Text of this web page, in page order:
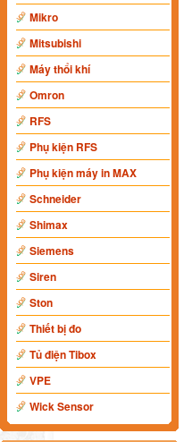
Mikro
Mitsubishi
Máy thổi khí
Omron
RFS
Phụ kiện RFS
Phụ kiện máy in MAX
Schneider
Shimax
Siemens
Siren
Ston
Thiết bị đo
Tủ điện Tibox
VPE
Wick Sensor